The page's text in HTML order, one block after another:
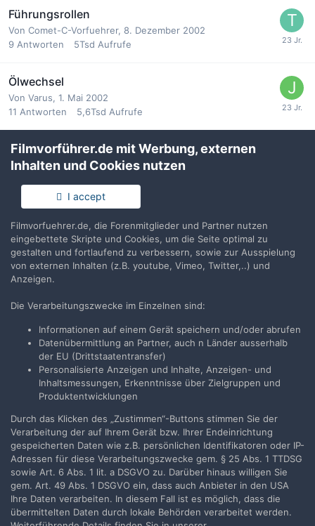
Führungsrollen
Von Comet-C-Vorfuehrer, 8. Dezember 2002
9 Antworten 5Tsd Aufrufe
Ölwechsel
Von Varus, 1. Mai 2002
11 Antworten 5,6Tsd Aufrufe
Umwälzrolle (anpressrolle)
VonComet-C-Vorfuehrer,8. Dezember 2002
VonTheo,8. August 2002
12 Antworten 5,5Tsd Aufrufe
VORHERIGE
Folgen 2
Filmvorführer.de via Google durchsuchen:
Sprache
Impressum / Datenschutzerklärung
Nutzungsbedingungen
Realisierung: IN-Solution
Powered by Invision Community
Filmvorführer.de mit Werbung, externen
Inhalten und Cookies nutzen
I accept
Filmvorfuehrer.de, die Forenmitglieder und Partner nutzen
eingebettete Skripte und Cookies, um die Seite optimal zu
gestalten und fortlaufend zu verbessern, sowie zur Ausspielung
von externen Inhalten (z.B. youtube, Vimeo, Twitter,..) und
Anzeigen.
Die Verarbeitungszwecke im Einzelnen sind:
Informationen auf einem Gerät speichern und/oder abrufen
Datenübermittlung an Partner, auch n Länder ausserhalb
der EU (Drittstaatentransfer)
Personalisierte Anzeigen und Inhalte, Anzeigen- und
Inhaltsmessungen, Erkenntnisse über Zielgruppen und
Produktentwicklungen
Durch das Klicken des „Zustimmen“-Buttons stimmen Sie der
Verarbeitung der auf Ihrem Gerät bzw. Ihrer Endeinrichtung
gespeicherten Daten wie z.B. persönlichen Identifikatoren oder IP-
Adressen für diese Verarbeitungszwecke gem. § 25 Abs. 1 TTDSG
sowie Art. 6 Abs. 1 lit. a DSGVO zu. Darüber hinaus willigen Sie
gem. Art. 49 Abs. 1 DSGVO ein, dass auch Anbieter in den USA
Ihre Daten verarbeiten. In diesem Fall ist es möglich, dass die
übermittelten Daten durch lokale Behörden verarbeitet werden.